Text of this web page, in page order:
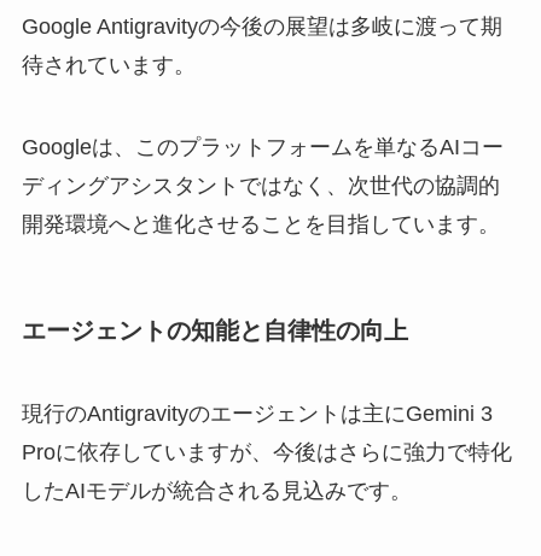
Google Antigravityの今後の展望は多岐に渡って期
待されています。
Googleは、このプラットフォームを単なるAIコー
ディングアシスタントではなく、次世代の協調的
開発環境へと進化させることを目指しています。
エージェントの知能と自律性の向上
現行のAntigravityのエージェントは主にGemini 3
Proに依存していますが、今後はさらに強力で特化
したAIモデルが統合される見込みです。